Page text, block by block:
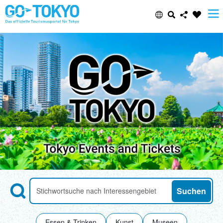
Select Language
日本語
ENGLISH
中文(简体)
中文(繁體/正體)
한글
ภาษาไทย
Share this page
Facebook
X (Twitter)
Email
Copy URL
Search
Anhand von Suchbegriffen nach Attraktionen suchen
Suchen